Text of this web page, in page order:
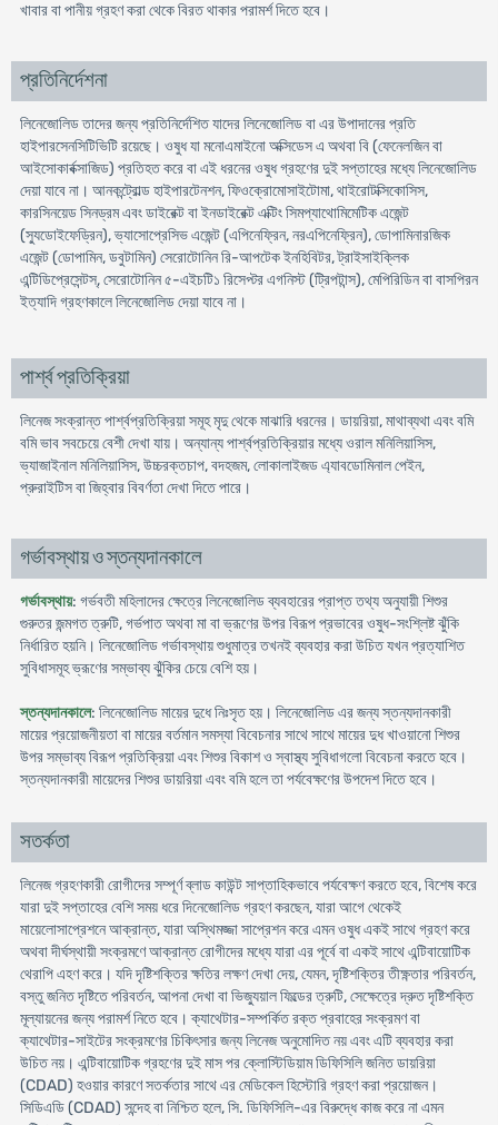
খাবার বা পানীয় গ্রহণ করা থেকে বিরত থাকার পরামর্শ দিতে হবে।
প্রতিনির্দেশনা
লিনেজোলিড তাদের জন্য প্রতিনির্দেশিত যাদের লিনেজোলিড বা এর উপাদানের প্রতি
হাইপারসেনসিটিভিটি রয়েছে। ওষুধ যা মনোএমাইনো অক্সিডেস এ অথবা বি (ফেনেলজিন বা
আইসোকার্বক্সাজিড) প্রতিহত করে বা এই ধরনের ওষুধ গ্রহণের দুই সপ্তাহের মধ্যে লিনেজোলিড
দেয়া যাবে না। আনকন্ট্রোল্ড হাইপারটেনশন, ফিওক্রোমোসাইটোমা, থাইরোটক্সিকোসিস,
কারসিনয়েড সিনড্রম এবং ডাইরেক্ট বা ইনডাইরেক্ট এক্টিং সিমপ্যাথোমিমেটিক এজেন্ট
(স্যুডোইফেড্রিন), ভ্যাসোপ্রেসিভ এজেন্ট (এপিনেফ্রিন, নরএপিনেফ্রিন), ডোপামিনারজিক
এজেন্ট (ডোপামিন, ডবুটামিন) সেরোটোনিন রি-আপটেক ইনহিবিটর, ট্রাইসাইক্লিক
এন্টিডিপ্রেসেন্টস্, সেরোটোনিন ৫-এইচটি১ রিসেপ্টর এগনিস্ট (ট্রিপটান্স), মেপিরিডিন বা বাসপিরন
ইত্যাদি গ্রহণকালে লিনেজোলিড দেয়া যাবে না।
পার্শ্ব প্রতিক্রিয়া
লিনেজ সংক্রান্ত পার্শ্বপ্রতিক্রিয়া সমূহ মৃদু থেকে মাঝারি ধরনের। ডায়রিয়া, মাথাব্যথা এবং বমি
বমি ভাব সবচেয়ে বেশী দেখা যায়। অন্যান্য পার্শ্বপ্রতিক্রিয়ার মধ্যে ওরাল মনিলিয়াসিস,
ভ্যাজাইনাল মনিলিয়াসিস, উচ্চরক্তচাপ, বদহজম, লোকালাইজড এ্যাবডোমিনাল পেইন,
প্রুরাইটিস বা জিহ্বার বিবর্ণতা দেখা দিতে পারে।
গর্ভাবস্থায় ও স্তন্যদানকালে
গর্ভাবস্থায়: গর্ভবতী মহিলাদের ক্ষেত্রে লিনেজোলিড ব্যবহারের প্রাপ্ত তথ্য অনুযায়ী শিশুর
গুরুতর জন্মগত ত্রুটি, গর্ভপাত অথবা মা বা ভ্রূণের উপর বিরূপ প্রভাবের ওষুধ-সংশ্লিষ্ট ঝুঁকি
নির্ধারিত হয়নি। লিনেজোলিড গর্ভাবস্থায় শুধুমাত্র তখনই ব্যবহার করা উচিত যখন প্রত্যাশিত
সুবিধাসমূহ ভ্রূণের সম্ভাব্য ঝুঁকির চেয়ে বেশি হয়।
স্তন্যদানকালে: লিনেজোলিড মায়ের দুধে নিঃসৃত হয়। লিনেজোলিড এর জন্য স্তন্যদানকারী
মায়ের প্রয়োজনীয়তা বা মায়ের বর্তমান সমস্যা বিবেচনার সাথে সাথে মায়ের দুধ খাওয়ানো শিশুর
উপর সম্ভাব্য বিরূপ প্রতিক্রিয়া এবং শিশুর বিকাশ ও স্বাস্থ্য সুবিধাগলো বিবেচনা করতে হবে।
স্তন্যদানকারী মায়েদের শিশুর ডায়রিয়া এবং বমি হলে তা পর্যবেক্ষণের উপদেশ দিতে হবে।
সতর্কতা
লিনেজ গ্রহণকারী রোগীদের সম্পূর্ণ ব্লাড কাউন্ট সাপ্তাহিকভাবে পর্যবেক্ষণ করতে হবে, বিশেষ করে
যারা দুই সপ্তাহের বেশি সময় ধরে দিনেজোলিড গ্রহণ করছেন, যারা আগে থেকেই
মায়েলোসাপ্রেশনে আক্রান্ত, যারা অস্থিমজ্জা সাপ্রেশন করে এমন ওষুধ একই সাথে গ্রহণ করে
অথবা দীর্ঘস্থায়ী সংক্রমণে আক্রান্ত রোগীদের মধ্যে যারা এর পূর্বে বা একই সাথে এন্টিবায়োটিক
থেরাপি এহণ করে। যদি দৃষ্টিশক্তির ক্ষতির লক্ষণ দেখা দেয়, যেমন, দৃষ্টিশক্তির তীক্ষ্ণতার পরিবর্তন,
বস্তু জনিত দৃষ্টিতে পরিবর্তন, আপনা দেখা বা ভিজ্যুয়াল ফিল্ডের ত্রুটি, সেক্ষেত্রে দ্রুত দৃষ্টিশক্তি
মূল্যায়নের জন্য পরামর্শ নিতে হবে। ক্যাথেটার-সম্পর্কিত রক্ত প্রবাহের সংক্রমণ বা
ক্যাথেটার-সাইটের সংক্রমণের চিকিৎসার জন্য লিনেজ অনুমোদিত নয় এবং এটি ব্যবহার করা
উচিত নয়। এন্টিবায়োটিক গ্রহণের দুই মাস পর ক্লোস্টিডিয়াম ডিফিসিলি জনিত ডায়রিয়া
(CDAD) হওয়ার কারণে সতর্কতার সাথে এর মেডিকেল হিস্টোরি গ্রহণ করা প্রয়োজন।
সিডিএডি (CDAD) সন্দেহ বা নিশ্চিত হলে, সি. ডিফিসিলি-এর বিরুদ্ধে কাজ করে না এমন